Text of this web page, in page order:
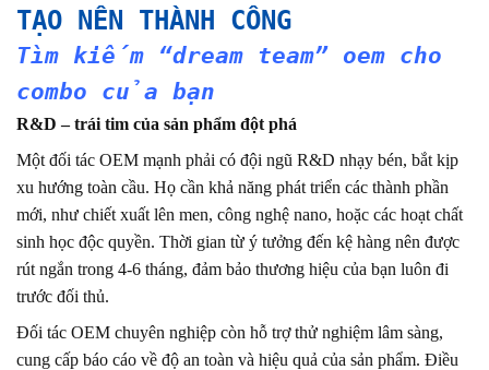
TẠO NÊN THÀNH CÔNG
Tìm kiếm “dream team” oem cho
combo của bạn
R&D – trái tim của sản phẩm đột phá
Một đối tác OEM mạnh phải có đội ngũ R&D nhạy bén, bắt kịp
xu hướng toàn cầu. Họ cần khả năng phát triển các thành phần
mới, như chiết xuất lên men, công nghệ nano, hoặc các hoạt chất
sinh học độc quyền. Thời gian từ ý tưởng đến kệ hàng nên được
rút ngắn trong 4-6 tháng, đảm bảo thương hiệu của bạn luôn đi
trước đối thủ.
Đối tác OEM chuyên nghiệp còn hỗ trợ thử nghiệm lâm sàng,
cung cấp báo cáo về độ an toàn và hiệu quả của sản phẩm. Điều